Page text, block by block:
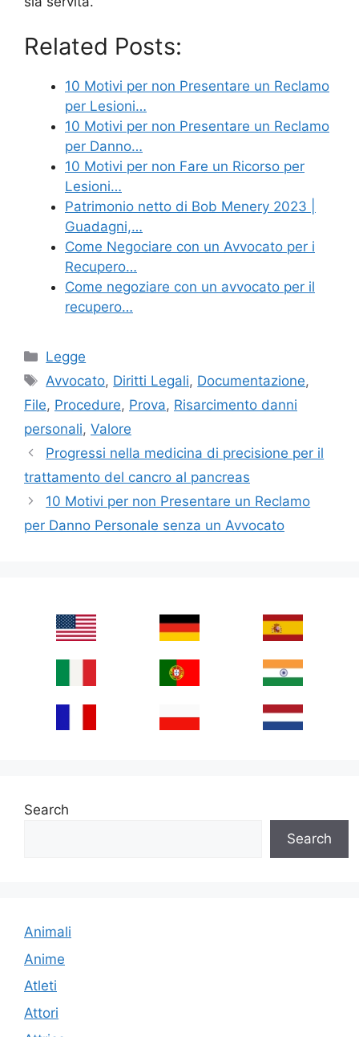
Related Posts:
10 Motivi per non Presentare un Reclamo
per Lesioni…
10 Motivi per non Presentare un Reclamo
per Danno…
10 Motivi per non Fare un Ricorso per
Lesioni…
Patrimonio netto di Bob Menery 2023 |
Guadagni,…
Come Negociare con un Avvocato per i
Recupero…
Come negoziare con un avvocato per il
recupero…
Categories
Legge
Tags
Avvocato, Diritti Legali, Documentazione,
File, Procedure, Prova, Risarcimento danni
personali, Valore
Progressi nella medicina di precisione per il
trattamento del cancro al pancreas
10 Motivi per non Presentare un Reclamo
per Danno Personale senza un Avvocato
Search
Search
Animali
Anime
Atleti
Attori